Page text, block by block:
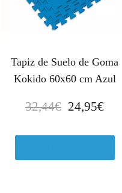
Tapiz de Suelo de Goma
Kokido 60x60 cm Azul
32,44€ E
p
e
24,95€
p
e